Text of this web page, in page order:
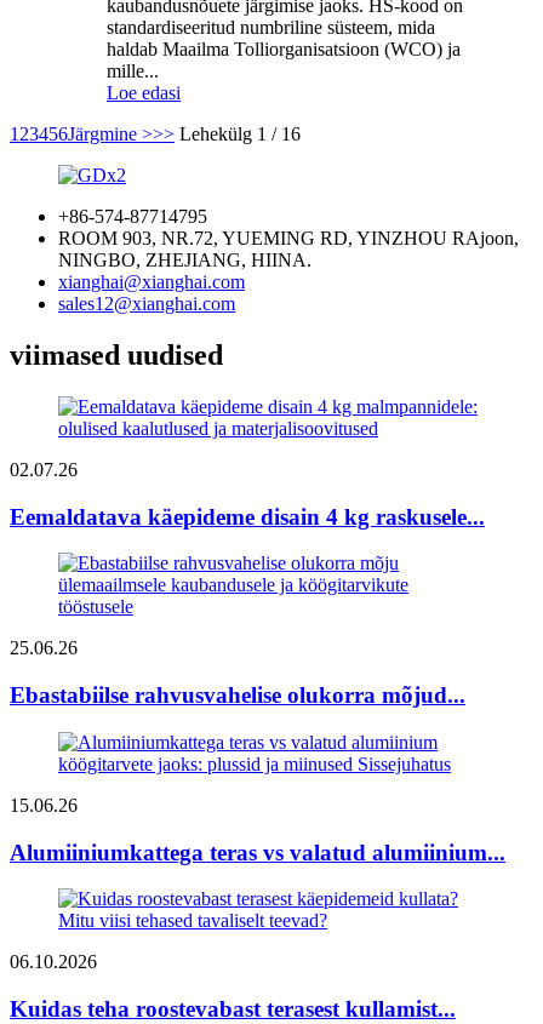
kaubandusnõuete järgimise jaoks. HS-kood on
standardiseeritud numbriline süsteem, mida
haldab Maailma Tolliorganisatsioon (WCO) ja
mille...
Loe edasi
1 23456Järgmine >>> Lehekülg 1 / 16
+86-574-87714795
ROOM 903, NR.72, YUEMING RD, YINZHOU RAjoon,
NINGBO, ZHEJIANG, HIINA.
xianghai@xianghai.com
sales12@xianghai.com
viimased uudised
02.07.26
Eemaldatava käepideme disain 4 kg raskusele...
25.06.26
Ebastabiilse rahvusvahelise olukorra mõjud...
15.06.26
Alumiiniumkattega teras vs valatud alumiinium...
06.10.2026
Kuidas teha roostevabast terasest kullamist...